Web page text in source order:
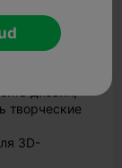
над
творческие
3D-